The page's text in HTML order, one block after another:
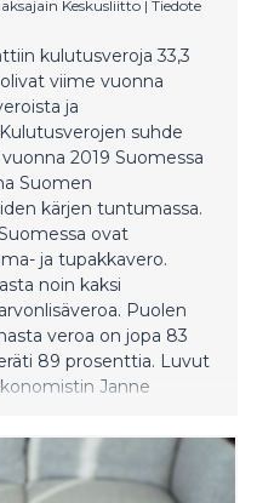
Keskusliitto | Tiedote
kulutusveroja 33,3
viime vuonna
ja
suhde
2019 Suomessa
Suomen
kärjen tuntumassa.
ovat
ja tupakkavero.
noin kaksi
Puolen
veroa on jopa 83
89 prosenttia. Luvut
Janne
kulutusverotusta
EU- ja OECD-maihin.
verotuloista on kasvanut